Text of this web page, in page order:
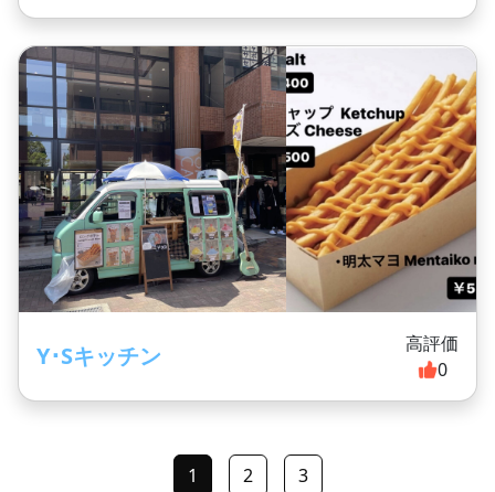
Y･Sキッチン
高評価
0
1 2 3